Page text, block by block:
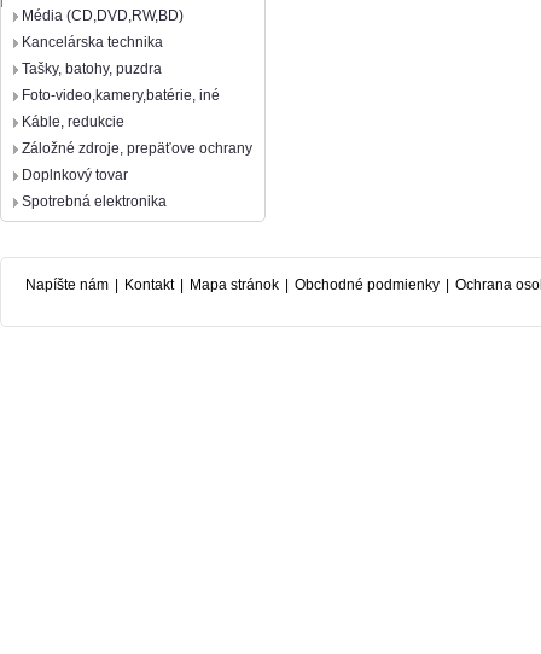
Média (CD,DVD,RW,BD)
Kancelárska technika
Tašky, batohy, puzdra
Foto-video,kamery,batérie, iné
Káble, redukcie
Záložné zdroje, prepäťove ochrany
Doplnkový tovar
Spotrebná elektronika
Napíšte nám Kontakt Mapa stránok Obchodné podmienky Ochrana